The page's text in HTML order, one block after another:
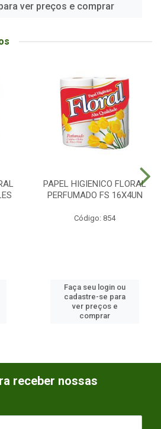
ver preços e comprar
PAPEL HIGIENICO FLORAL
PERFUMADO FS 16X4UN
Código: 854
Faça seu login ou
cadastre-se para
ver preços e
comprar
receber nossas